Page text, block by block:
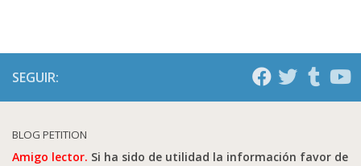
SEGUIR:
BLOG PETITION
Amigo lector. Si ha sido de utilidad la información favor de